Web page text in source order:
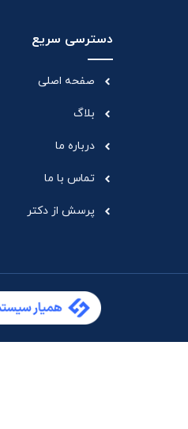
دسترسی سریع
صفحه اصلی
بلاگ
درباره ما
تماس با ما
پرسش از دکتر